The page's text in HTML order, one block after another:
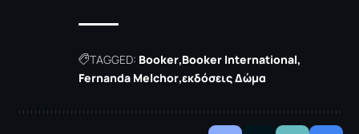
TAGGED: Booker Booker International
Fernanda Melchor εκδόσεις Δώμα